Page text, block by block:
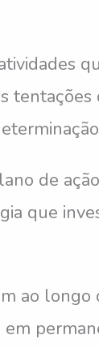
tentações
de ação
que
ao longo
em